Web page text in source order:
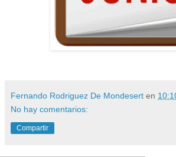
Fernando Rodriguez De Mondesert en
No hay comentarios:
Compartir